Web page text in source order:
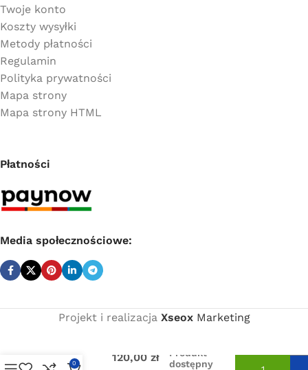
Twoje konto
Koszty wysyłki
Metody płatności
Regulamin
Polityka prywatności
Mapa strony
Mapa strony HTML
Płatności
Media społecznościowe:
Projekt i realizacja XseoxMarketing
zwrotny
Cena
120,00 zł
Produkt
dostępny
0